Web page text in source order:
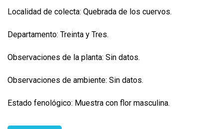
Localidad de colecta: Quebrada de los cuervos.
Departamento: Treinta y Tres.
Observaciones de la planta: Sin datos.
Observaciones de ambiente: Sin datos.
Estado fenológico: Muestra con flor masculina.